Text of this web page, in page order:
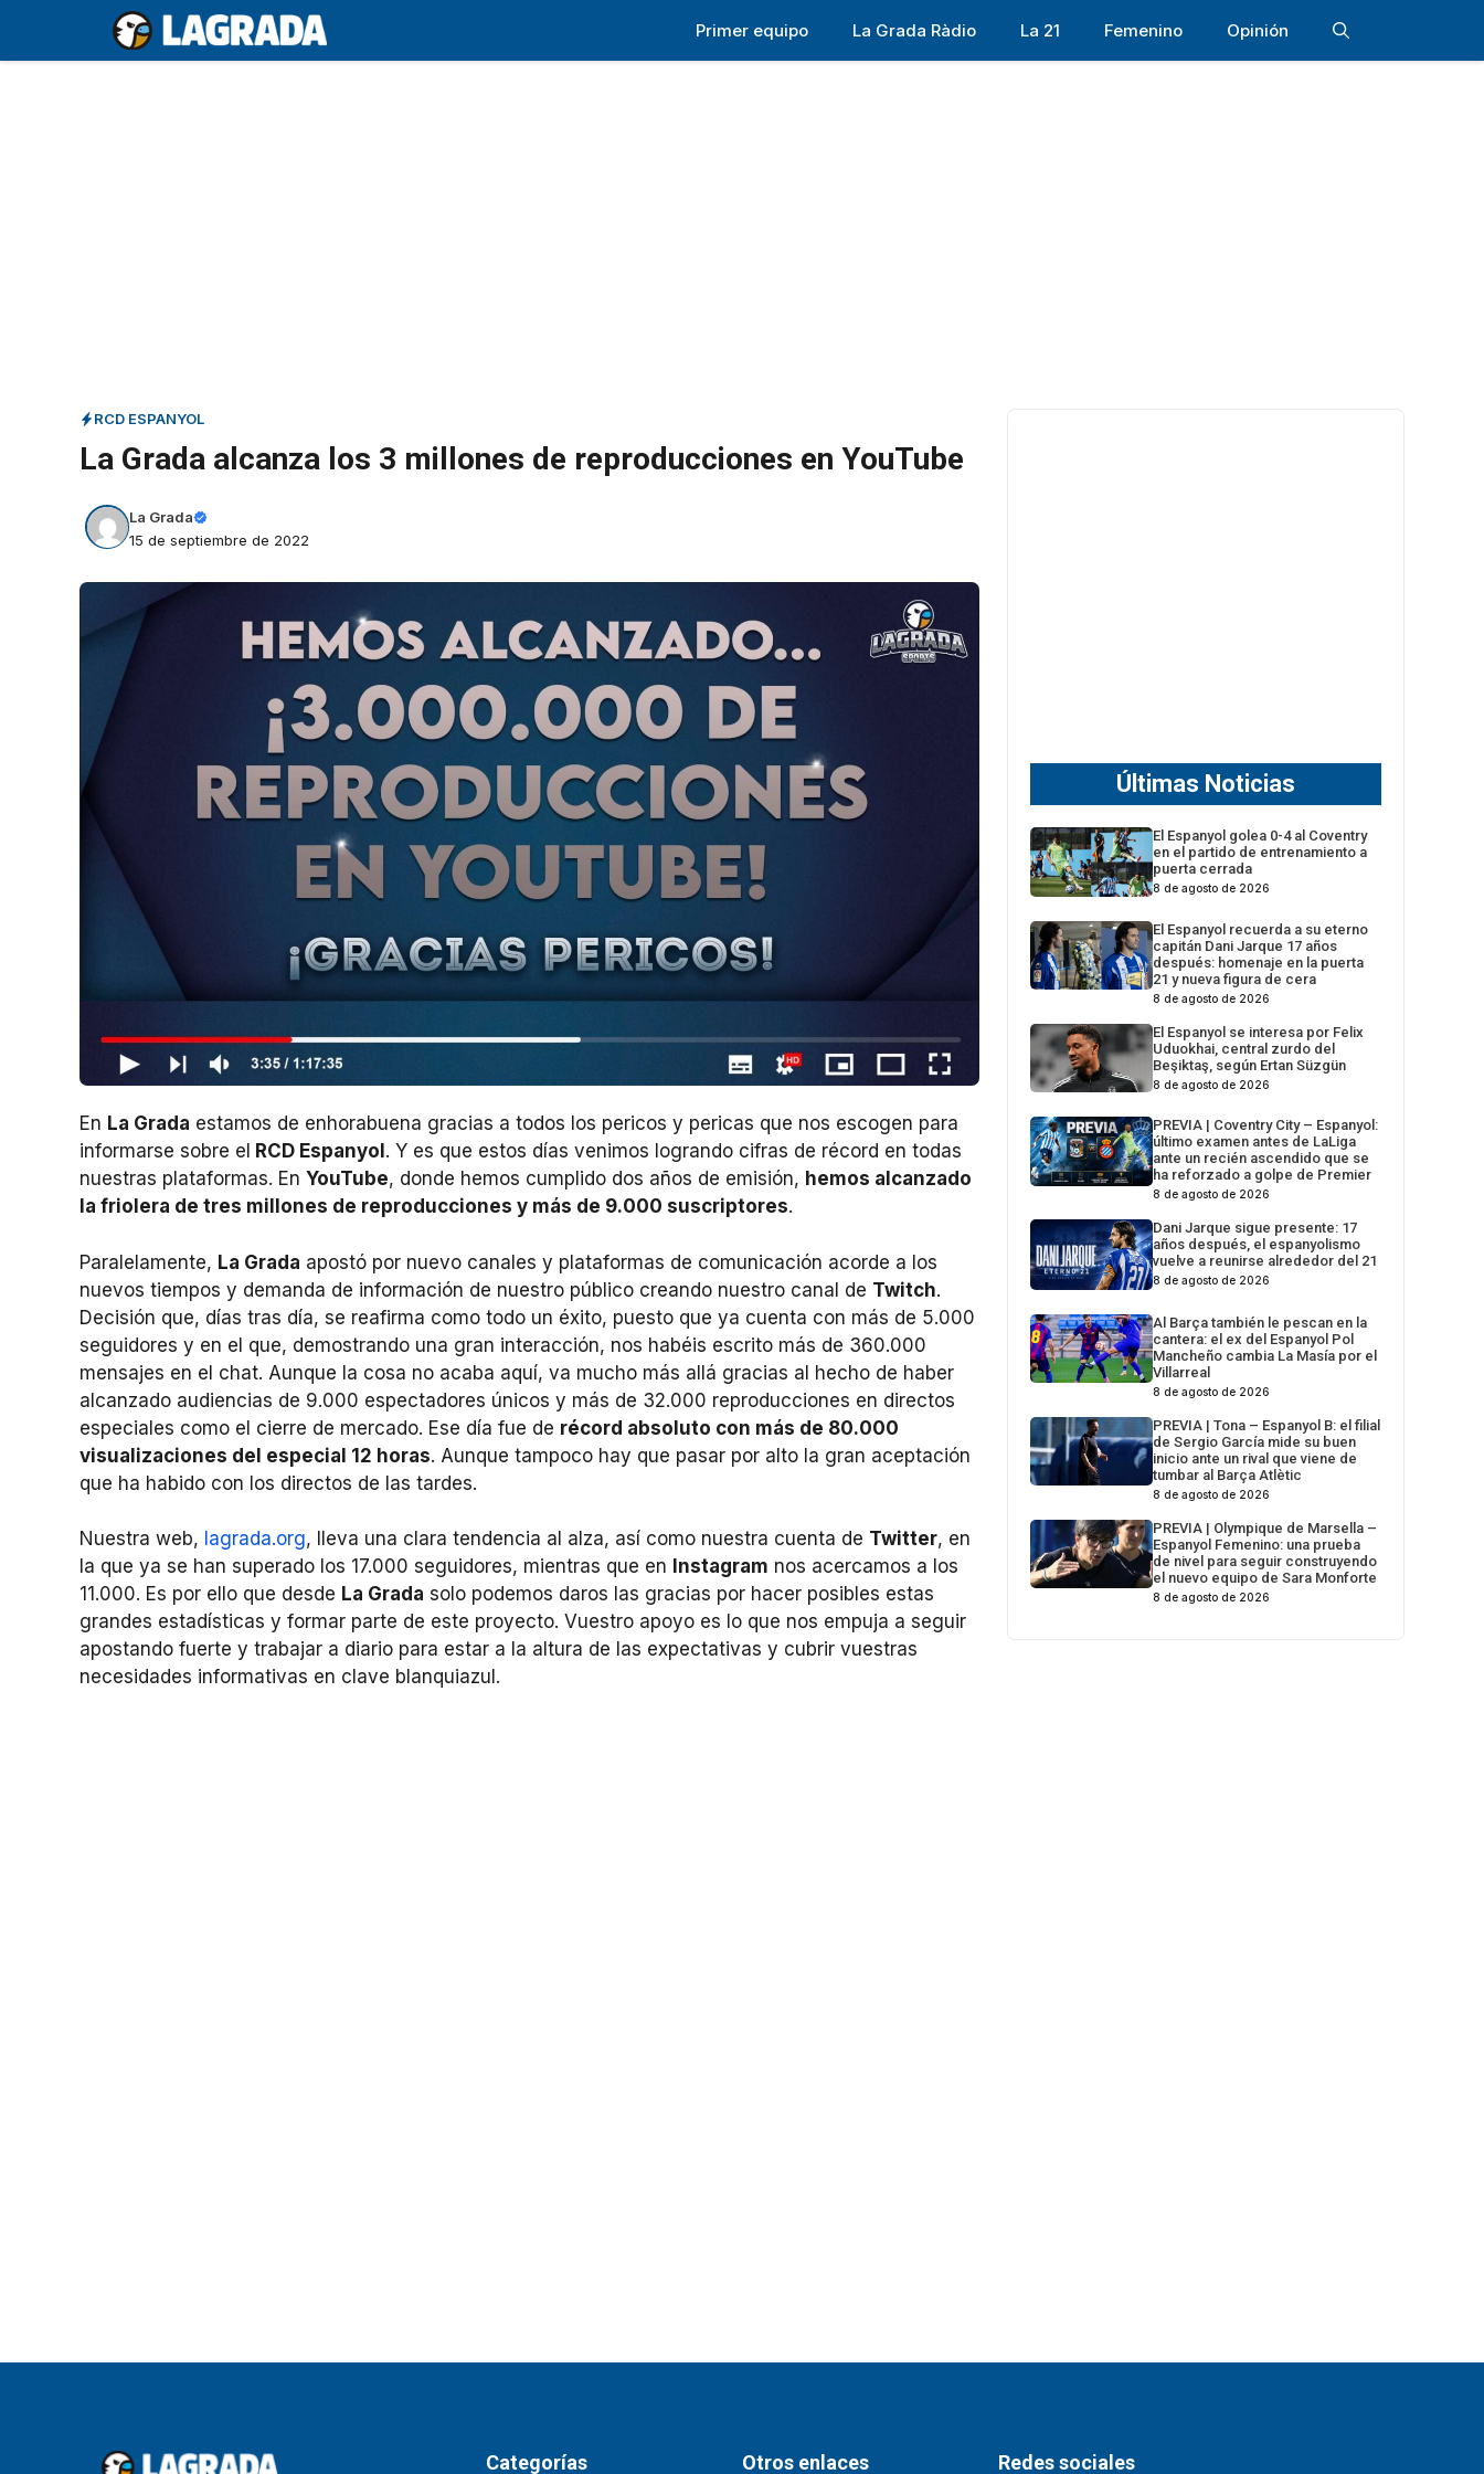
contenido
Primer equipo La Grada Ràdio La 21 Femenino Opinión
RCD ESPANYOL
La Grada alcanza los 3 millones de reproducciones en YouTube
La Grada
15 de septiembre de 2022
En La Grada estamos de enhorabuena gracias a todos los pericos y pericas que nos escogen para
informarse sobre el RCD Espanyol . Y es que estos días venimos logrando cifras de récord en todas
nuestras plataformas. En YouTube, donde hemos cumplido dos años de emisión, hemos alcanzado
la friolera de tres millones de reproducciones y más de 9.000 suscriptores.
Paralelamente, La Grada apostó por nuevo canales y plataformas de comunicación acorde a los
nuevos tiempos y demanda de información de nuestro público creando nuestro canal de Twitch.
Decisión que, días tras día, se reafirma como todo un éxito, puesto que ya cuenta con más de 5.000
seguidores y en el que, demostrando una gran interacción, nos habéis escrito más de 360.000
mensajes en el chat. Aunque la cosa no acaba aquí, va mucho más allá gracias al hecho de haber
alcanzado audiencias de 9.000 espectadores únicos y más de 32.000 reproducciones en directos
especiales como el cierre de mercado. Ese día fue de récord absoluto con más de 80.000
visualizaciones del especial 12 horas. Aunque tampoco hay que pasar por alto la gran aceptación
que ha habido con los directos de las tardes.
Nuestra web, lagrada.org, lleva una clara tendencia al alza, así como nuestra cuenta de Twitter, en
la que ya se han superado los 17.000 seguidores, mientras que en Instagram nos acercamos a los
11.000. Es por ello que desde La Grada solo podemos daros las gracias por hacer posibles estas
grandes estadísticas y formar parte de este proyecto. Vuestro apoyo es lo que nos empuja a seguir
apostando fuerte y trabajar a diario para estar a la altura de las expectativas y cubrir vuestras
necesidades informativas en clave blanquiazul.
Últimas Noticias
El Espanyol golea 0-4 al Coventry
en el partido de entrenamiento a
puerta cerrada
8 de agosto de 2026
El Espanyol recuerda a su eterno
capitán Dani Jarque 17 años
después: homenaje en la puerta
21 y nueva figura de cera
8 de agosto de 2026
El Espanyol se interesa por Felix
Uduokhai, central zurdo del
Beşiktaş, según Ertan Süzgün
8 de agosto de 2026
PREVIA | Coventry City – Espanyol:
último examen antes de LaLiga
ante un recién ascendido que se
ha reforzado a golpe de Premier
8 de agosto de 2026
Dani Jarque sigue presente: 17
años después, el espanyolismo
vuelve a reunirse alrededor del 21
8 de agosto de 2026
Al Barça también le pescan en la
cantera: el ex del Espanyol Pol
Mancheño cambia La Masía por el
Villarreal
8 de agosto de 2026
PREVIA | Tona – Espanyol B: el filial
de Sergio García mide su buen
inicio ante un rival que viene de
tumbar al Barça Atlètic
8 de agosto de 2026
PREVIA | Olympique de Marsella –
Espanyol Femenino: una prueba
de nivel para seguir construyendo
el nuevo equipo de Sara Monforte
8 de agosto de 2026
Categorías Otros enlaces Redes sociales